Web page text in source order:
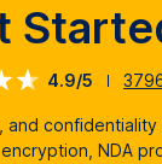
4.9/5
and
encryption, NDA